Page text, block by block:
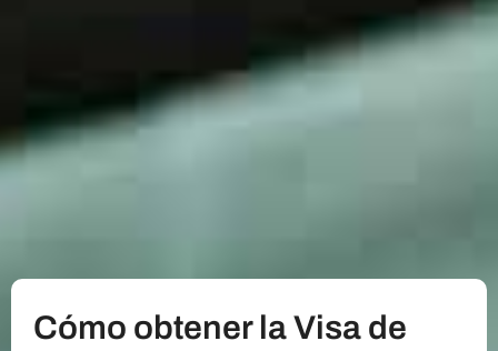
Cómo obtener la Visa de